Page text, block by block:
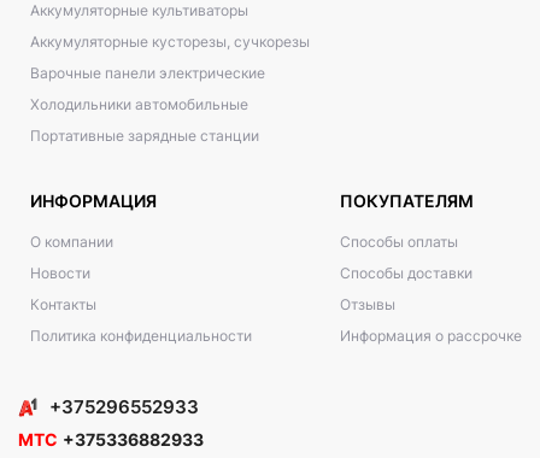
Аккумуляторные культиваторы
Аккумуляторные кусторезы, сучкорезы
Варочные панели электрические
Холодильники автомобильные
Портативные зарядные станции
ИНФОРМАЦИЯ
О компании
Новости
Контакты
Политика конфиденциальности
ПОКУПАТЕЛЯМ
Способы оплаты
Способы доставки
Отзывы
Информация о рассрочке
+375296552933
МТС +375336882933